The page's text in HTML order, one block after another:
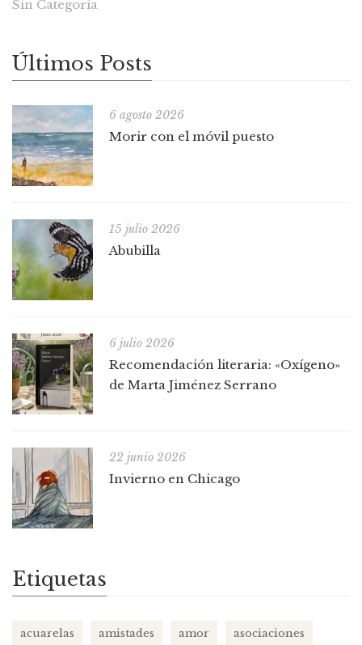
Sin Categoría
Últimos Posts
6 agosto 2026
Morir con el móvil puesto
15 julio 2026
Abubilla
6 julio 2026
Recomendación literaria: «Oxígeno»
de Marta Jiménez Serrano
22 junio 2026
Invierno en Chicago
Etiquetas
acuarelas amistades amor asociaciones